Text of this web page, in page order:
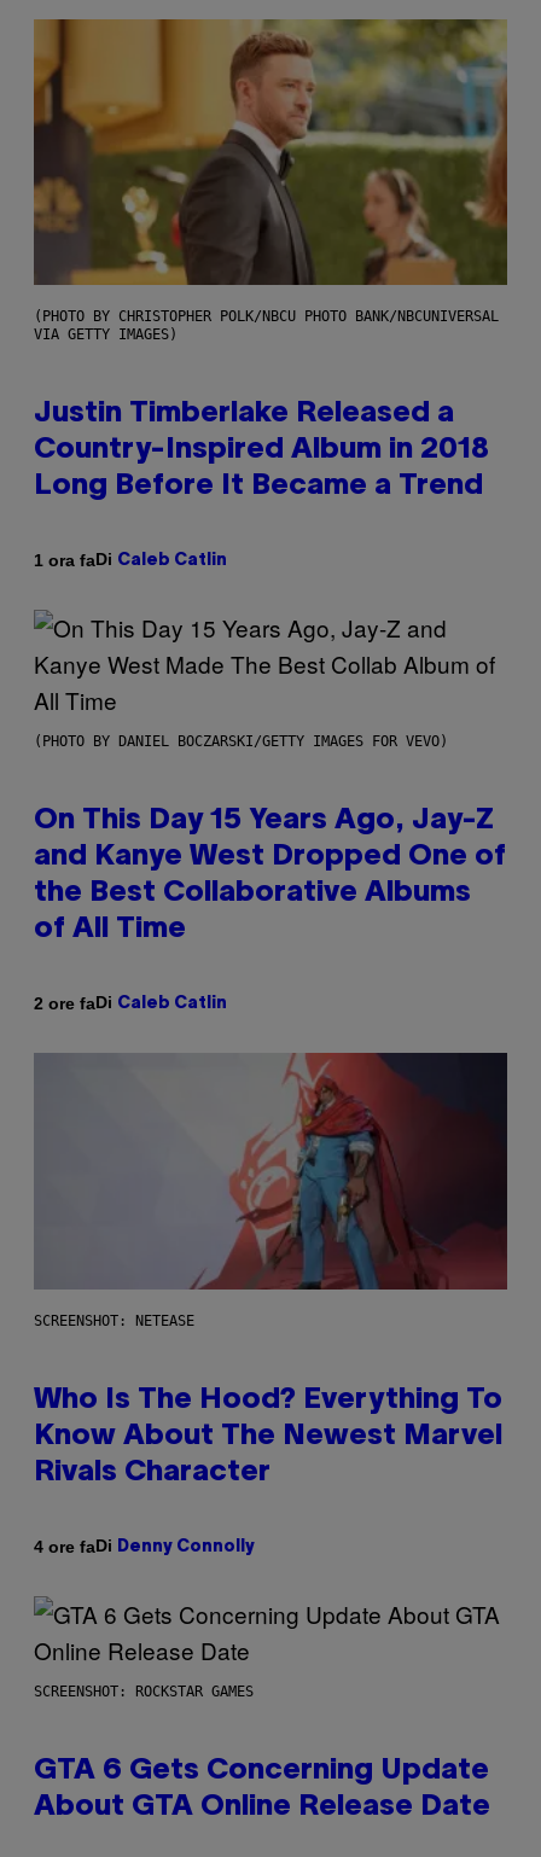
(PHOTO BY CHRISTOPHER POLK/NBCU PHOTO BANK/NBCUNIVERSAL
VIA GETTY IMAGES)
Justin Timberlake Released a
Country-Inspired Album in 2018
Long Before It Became a Trend
1 ora faDi Caleb Catlin
(PHOTO BY DANIEL BOCZARSKI/GETTY IMAGES FOR VEVO)
On This Day 15 Years Ago, Jay-Z
and Kanye West Dropped One of
the Best Collaborative Albums
of All Time
2 ore faDi Caleb Catlin
SCREENSHOT: NETEASE
Who Is The Hood? Everything To
Know About The Newest Marvel
Rivals Character
4 ore faDi Denny Connolly
SCREENSHOT: ROCKSTAR GAMES
GTA 6 Gets Concerning Update
About GTA Online Release Date